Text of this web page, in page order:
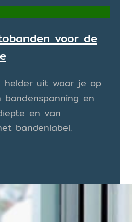
voor de
uit waar je op
en
en van
bandenlabel.